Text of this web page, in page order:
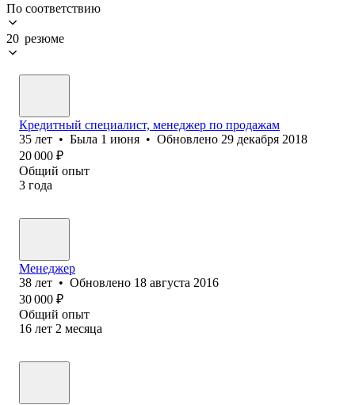
По соответствию
20 резюме
Кредитный специалист, менеджер по продажам
35 лет • Была 1 июня • Обновлено 29 декабря 2018
20 000 ₽
Общий опыт
3 года
Менеджер
38 лет • Обновлено 18 августа 2016
30 000 ₽
Общий опыт
16 лет 2 месяца